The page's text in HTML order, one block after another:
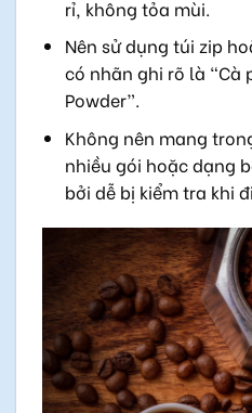
rỉ, không tỏa mùi.
Nên sử dụng túi zip
có nhãn ghi rõ là “Cà
Powder”.
Không nên mang
nhiều gói hoặc dạng
bởi dễ bị kiểm tra khi